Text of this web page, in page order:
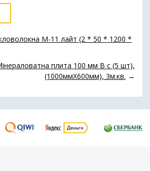
М-11 лайт (2 * 50 * 1200 *
плита 100 мм В с (5 шт),
(1000ммХ600мм), 3м.кв. →